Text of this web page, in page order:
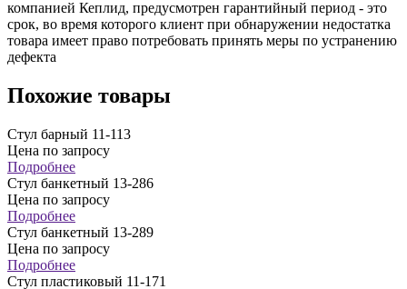
компанией Кеплид, предусмотрен гарантийный период - это
срок, во время которого клиент при обнаружении недостатка
товара имеет право потребовать принять меры по устранению
дефекта
Похожие товары
Стул барный 11-113
Цена по запросу
Подробнее
Стул банкетный 13-286
Цена по запросу
Подробнее
Стул банкетный 13-289
Цена по запросу
Подробнее
Стул пластиковый 11-171